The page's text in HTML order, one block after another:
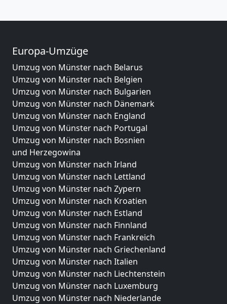
Europa-Umzüge
Umzug von Münster nach Belarus
Umzug von Münster nach Belgien
Umzug von Münster nach Bulgarien
Umzug von Münster nach Dänemark
Umzug von Münster nach England
Umzug von Münster nach Portugal
Umzug von Münster nach Bosnien
und Herzegowina
Umzug von Münster nach Irland
Umzug von Münster nach Lettland
Umzug von Münster nach Zypern
Umzug von Münster nach Kroatien
Umzug von Münster nach Estland
Umzug von Münster nach Finnland
Umzug von Münster nach Frankreich
Umzug von Münster nach Griechenland
Umzug von Münster nach Italien
Umzug von Münster nach Liechtenstein
Umzug von Münster nach Luxemburg
Umzug von Münster nach Niederlande